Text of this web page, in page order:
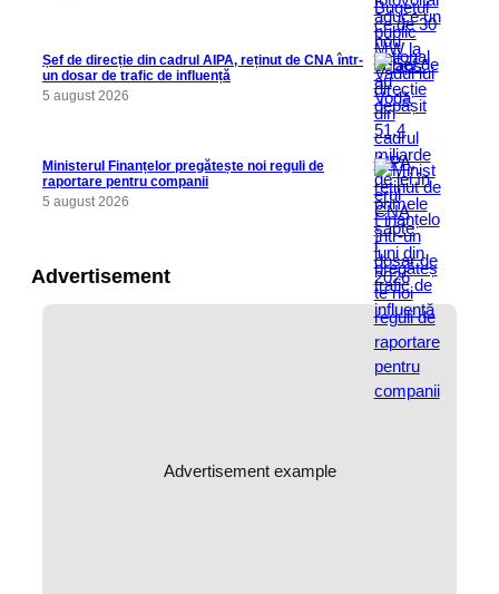
Șef de direcție din cadrul AIPA, reținut de CNA într-
un dosar de trafic de influență
5 august 2026
Ministerul Finanțelor pregătește noi reguli de
raportare pentru companii
5 august 2026
Advertisement
Advertisement example